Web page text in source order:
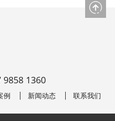
9858 1360
例 新闻动态 联系我们